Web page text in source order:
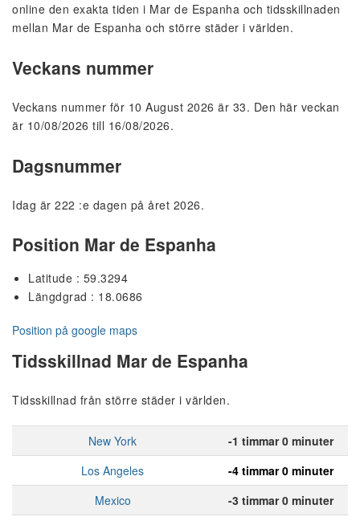
online den exakta tiden i Mar de Espanha och tidsskillnaden
mellan Mar de Espanha och större städer i världen.
Veckans nummer
Veckans nummer för 10 August 2026 är 33. Den här veckan
är 10/08/2026 till 16/08/2026.
Dagsnummer
Idag är 222 :e dagen på året 2026.
Position Mar de Espanha
Latitude : 59.3294
Längdgrad : 18.0686
Position på google maps
Tidsskillnad Mar de Espanha
Tidsskillnad från större städer i världen.
New York
-1 timmar 0 minuter
Los Angeles
-4 timmar 0 minuter
Mexico
-3 timmar 0 minuter